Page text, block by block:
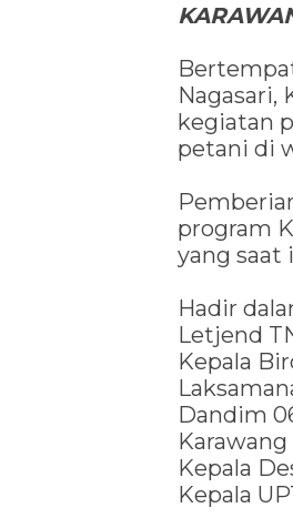
Nagasari,
kegiatan
petani di
program
yang saat
Hadir
Letjend
Kepala
Dandim
Kepala
Kepala